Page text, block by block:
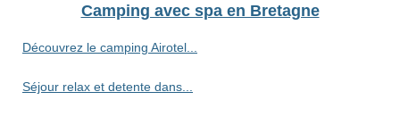
Camping avec spa en Bretagne
Découvrez le camping Airotel...
Séjour relax et detente dans...